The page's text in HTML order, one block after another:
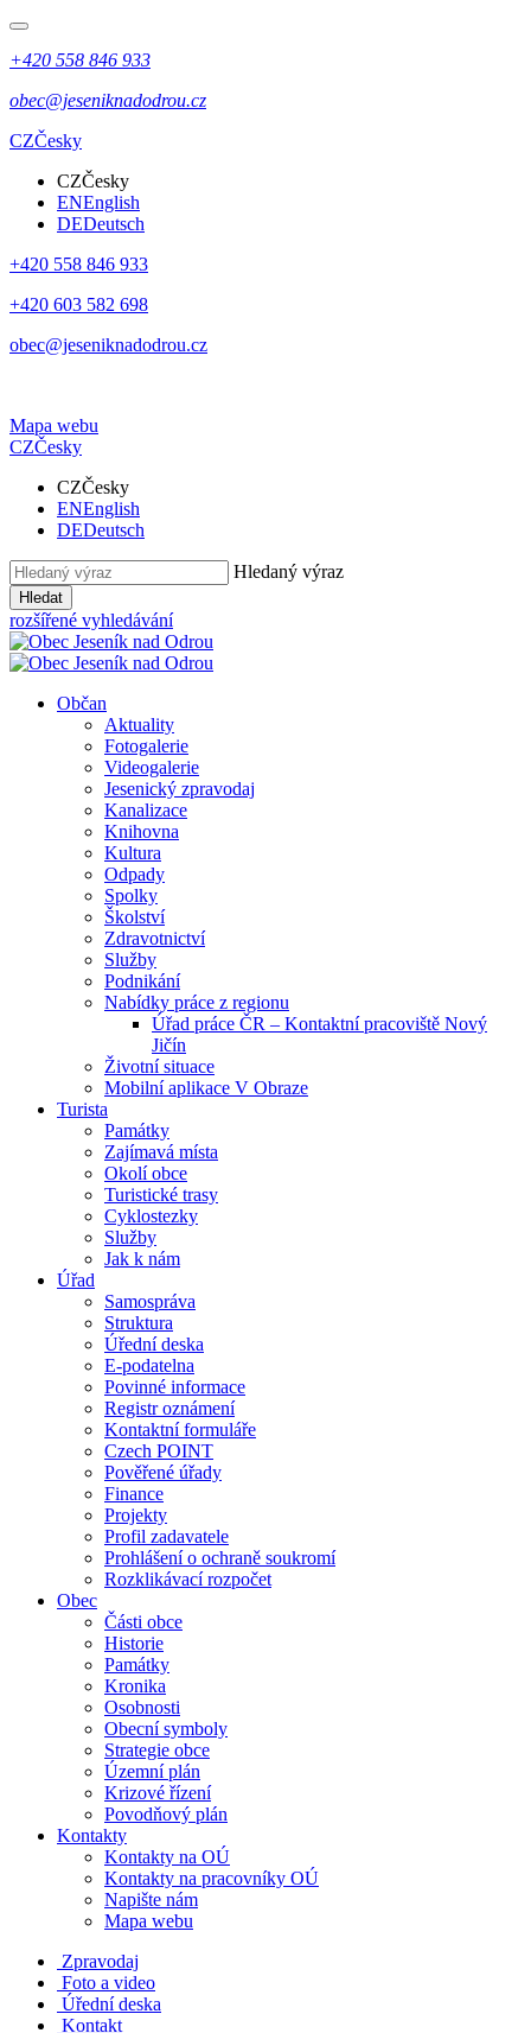
+420 558 846 933
obec@jeseniknadodrou.cz
CZČesky
CZČesky
ENEnglish
DEDeutsch
+420 558 846 933
+420 603 582 698
obec@jeseniknadodrou.cz
Mapa webu
CZČesky
CZČesky
ENEnglish
DEDeutsch
Hledaný výraz
Hledat
rozšířené vyhledávání
Občan
Aktuality
Fotogalerie
Videogalerie
Jesenický zpravodaj
Kanalizace
Knihovna
Kultura
Odpady
Spolky
Školství
Zdravotnictví
Služby
Podnikání
Nabídky práce z regionu
Úřad práce ČR – Kontaktní pracoviště Nový
Jičín
Životní situace
Mobilní aplikace V Obraze
Turista
Památky
Zajímavá místa
Okolí obce
Turistické trasy
Cyklostezky
Služby
Jak k nám
Úřad
Samospráva
Struktura
Úřední deska
E-podatelna
Povinné informace
Registr oznámení
Kontaktní formuláře
Czech POINT
Pověřené úřady
Finance
Projekty
Profil zadavatele
Prohlášení o ochraně soukromí
Rozklikávací rozpočet
Obec
Části obce
Historie
Památky
Kronika
Osobnosti
Obecní symboly
Strategie obce
Územní plán
Krizové řízení
Povodňový plán
Kontakty
Kontakty na OÚ
Kontakty na pracovníky OÚ
Napište nám
Mapa webu
Zpravodaj
Foto a video
Úřední deska
Kontakt